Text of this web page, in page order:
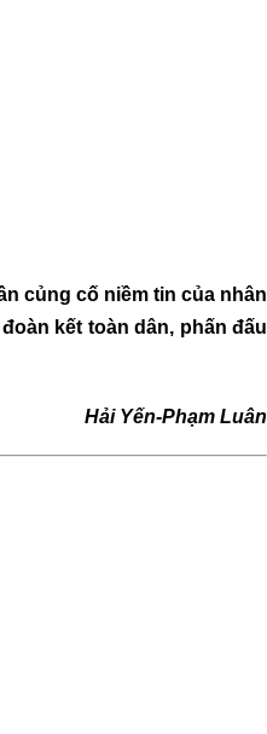
củng cố niềm tin của nhân
kết toàn dân, phấn đấu
Hải Yến-Phạm Luân